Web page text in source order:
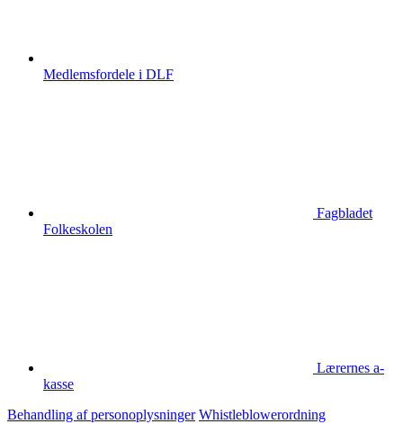
Medlemsfordele i DLF
Fagbladet
Folkeskolen
Lærernes a-
kasse
Behandling af personoplysninger Whistleblowerordning